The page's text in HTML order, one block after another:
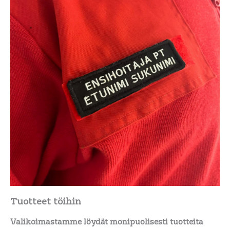
Tuotteet töihin
Valikoimastamme löydät monipuolisesti tuotteita